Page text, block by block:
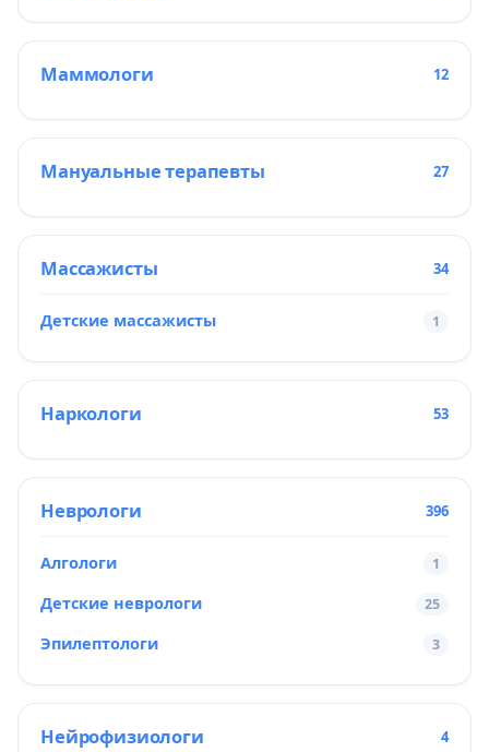
Маммологи 12
Мануальные терапевты 27
Массажисты 34
Детские массажисты 1
Наркологи 53
Неврологи 396
Алгологи 1
Детские неврологи 25
Эпилептологи 3
Нейрофизиологи 4